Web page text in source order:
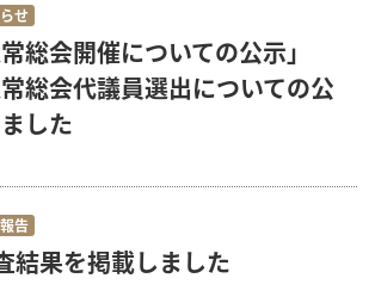
せ
総会開催についての公示」
常総会代議員選出についての公
した
告
結果を掲載しました